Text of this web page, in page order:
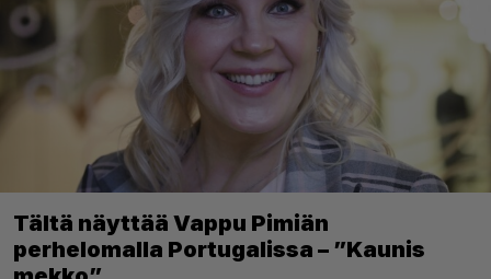
Tältä näyttää Vappu Pimiän
perhelomalla Portugalissa – ”Kaunis